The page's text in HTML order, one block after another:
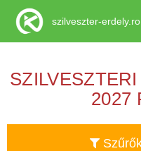
2027
szilveszter-erdely.ro